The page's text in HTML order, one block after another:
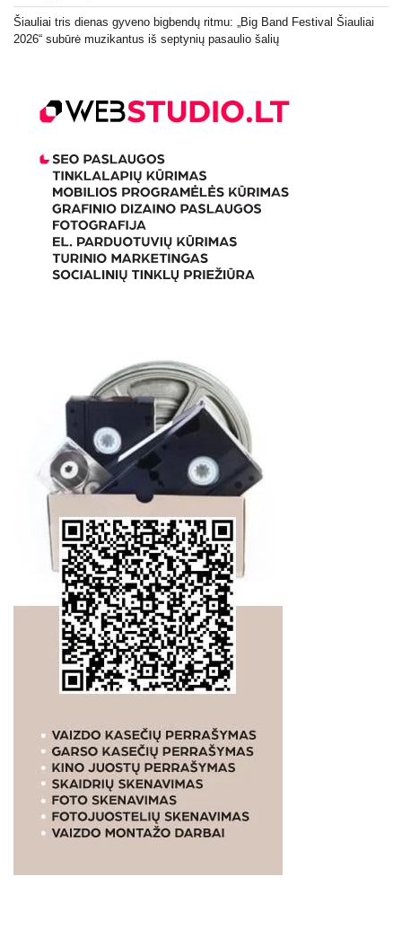
Šiauliai tris dienas gyveno bigbendų ritmu: „Big Band Festival Šiauliai
2026“ subūrė muzikantus iš septynių pasaulio šalių